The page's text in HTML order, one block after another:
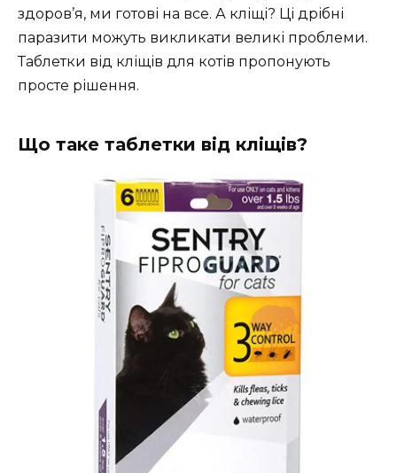
здоров’я, ми готові на все. А кліщі? Ці дрібні
паразити можуть викликати великі проблеми.
Таблетки від кліщів для котів пропонують
просте рішення.
Що таке таблетки від кліщів?